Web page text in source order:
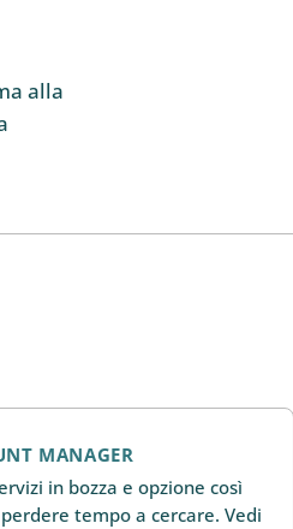
alla
MANAGER
in bozza e opzione così
tempo a cercare. Vedi